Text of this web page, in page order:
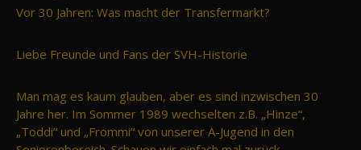
Vor 30 Jahren: Was macht der Transfermarkt?
Liebe Freunde und Fans der SVH-Historie
Man mag es kaum glauben, aber es sind inzwischen 30
Jahre her. Im Sommer 1989 wechselten z.B. „Hinze“,
„Toddi“ und „Frommi“ von unserer A-Jugend in den